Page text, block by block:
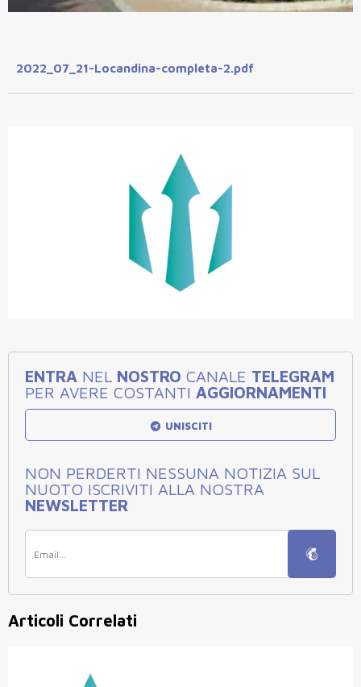
2022_07_21-Locandina-completa-2.pdf
ENTRA NEL NOSTRO CANALE TELEGRAM
PER AVERE COSTANTI AGGIORNAMENTI
UNISCITI
NON PERDERTI NESSUNA NOTIZIA SUL
NUOTO ISCRIVITI ALLA NOSTRA
NEWSLETTER
Articoli Correlati